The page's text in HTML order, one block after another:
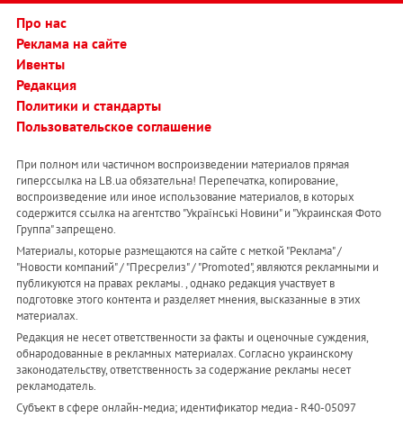
Про нас
Реклама на сайте
Ивенты
Редакция
Политики и стандарты
Пользовательское соглашение
При полном или частичном воспроизведении материалов прямая
гиперссылка на LB.ua обязательна! Перепечатка, копирование,
воспроизведение или иное использование материалов, в которых
содержится ссылка на агентство "Українськi Новини" и "Украинская Фото
Группа" запрещено.
Материалы, которые размещаются на сайте с меткой "Реклама" /
"Новости компаний" / "Пресрелиз" / "Promoted", являются рекламными и
публикуются на правах рекламы. , однако редакция участвует в
подготовке этого контента и разделяет мнения, высказанные в этих
материалах.
Редакция не несет ответственности за факты и оценочные суждения,
обнародованные в рекламных материалах. Согласно украинскому
законодательству, ответственность за содержание рекламы несет
рекламодатель.
Субъект в сфере онлайн-медиа; идентификатор медиа - R40-05097